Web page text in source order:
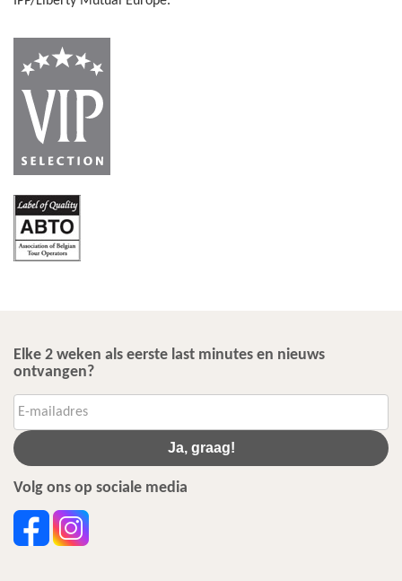
Elke 2 weken als eerste last minutes en nieuws
ontvangen?
Ja, graag!
Volg ons op sociale media